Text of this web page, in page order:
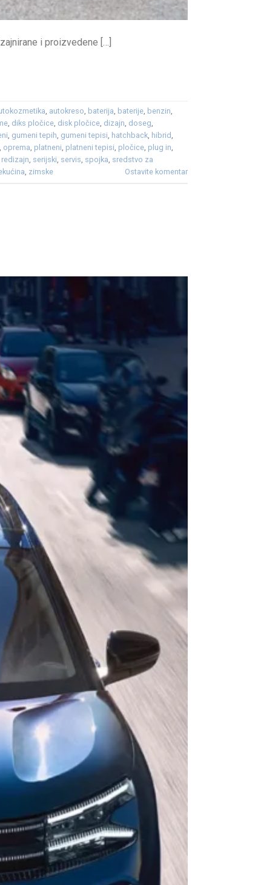
i proizvedene […]
, autokreso, baterija, baterije, benzin,
, diks pločice, disk pločice, dizajn, doseg,
, gumeni tepih, gumeni tepisi, hatchback, hibrid,
, oprema, platneni, platneni tepisi, pločice, plug in,
redizajn, serijski, servis, spojka, sredstvo za
, zimske Ostavite komentar